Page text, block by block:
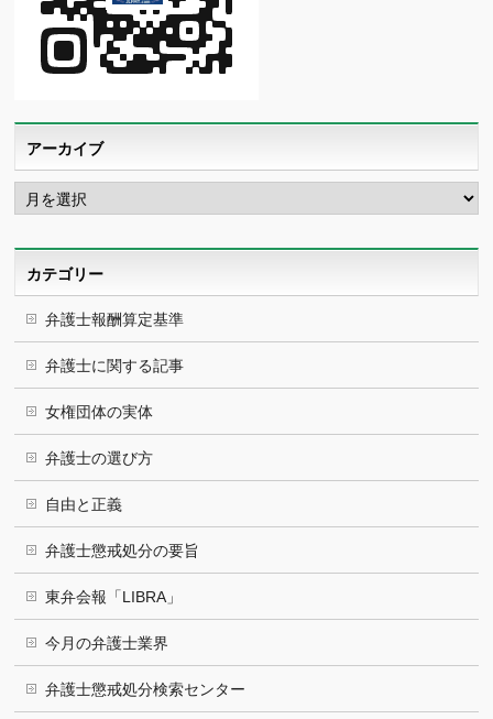
アーカイブ
ア
ー
カ
カテゴリー
弁護士報酬算定基準
弁護士に関する記事
女権団体の実体
弁護士の選び方
自由と正義
弁護士懲戒処分の要旨
東弁会報「LIBRA」
今月の弁護士業界
弁護士懲戒処分検索センター